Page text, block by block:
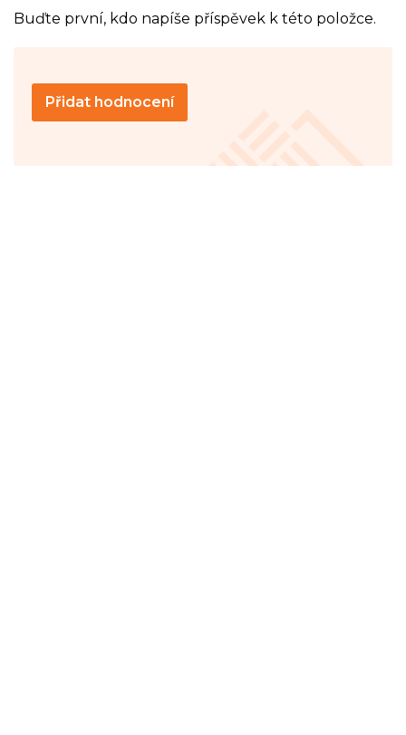
Buďte první, kdo napíše příspěvek k této položce.
Přidat hodnocení